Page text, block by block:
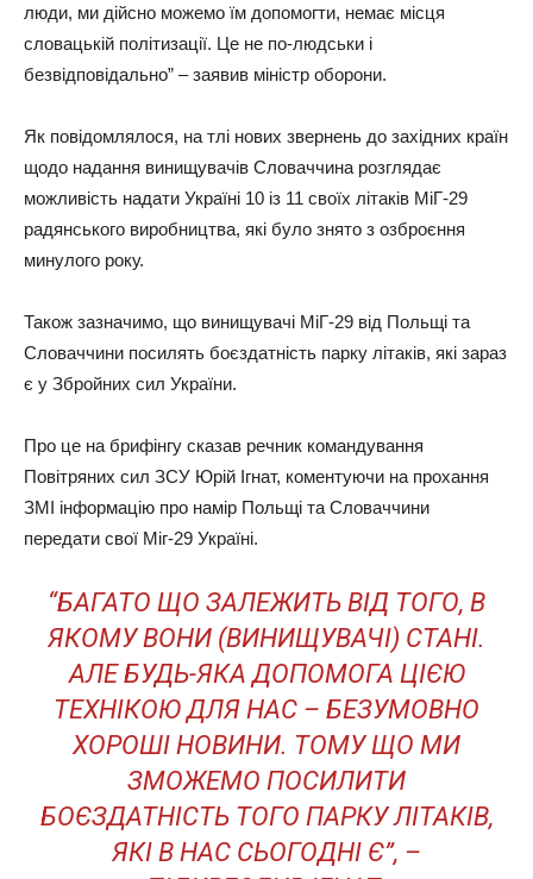
люди, ми дійсно можемо їм допомогти, немає місця
словацькій політизації. Це не по-людськи і
безвідповідально” – заявив міністр оборони.
Як повідомлялося, на тлі нових звернень до західних країн
щодо надання винищувачів Словаччина розглядає
можливість надати Україні 10 із 11 своїх літаків МіГ-29
радянського виробництва, які було знято з озброєння
минулого року.
Також зазначимо, що винищувачі МіГ-29 від Польщі та
Словаччини посилять боєздатність парку літаків, які зараз
є у Збройних сил України.
Про це на брифінгу сказав речник командування
Повітряних сил ЗСУ Юрій Ігнат, коментуючи на прохання
ЗМІ інформацію про намір Польщі та Словаччини
передати свої Міг-29 Україні.
“БАГАТО ЩО ЗАЛЕЖИТЬ ВІД ТОГО, В
ЯКОМУ ВОНИ (ВИНИЩУВАЧІ) СТАНІ.
АЛЕ БУДЬ-ЯКА ДОПОМОГА ЦІЄЮ
ТЕХНІКОЮ ДЛЯ НАС – БЕЗУМОВНО
ХОРОШІ НОВИНИ. ТОМУ ЩО МИ
ЗМОЖЕМО ПОСИЛИТИ
БОЄЗДАТНІСТЬ ТОГО ПАРКУ ЛІТАКІВ,
ЯКІ В НАС СЬОГОДНІ Є”, –